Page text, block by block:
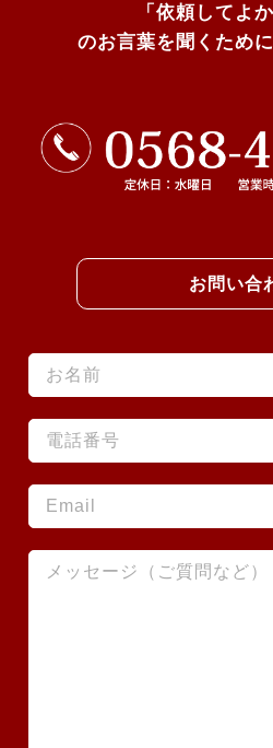
「依頼してよ
のお言葉を聞くため
お問い合